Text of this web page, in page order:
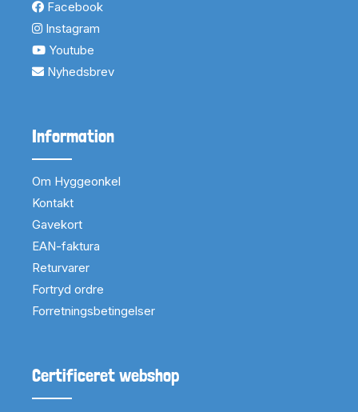
Facebook
Instagram
Youtube
Nyhedsbrev
Information
Om Hyggeonkel
Kontakt
Gavekort
EAN-faktura
Returvarer
Fortryd ordre
Forretningsbetingelser
Certificeret webshop